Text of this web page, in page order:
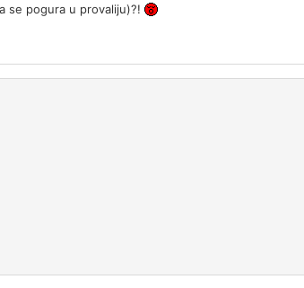
se pogura u provaliju)?!